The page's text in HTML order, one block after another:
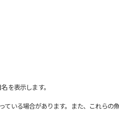
を表示します。
る場合があります。また、これらの